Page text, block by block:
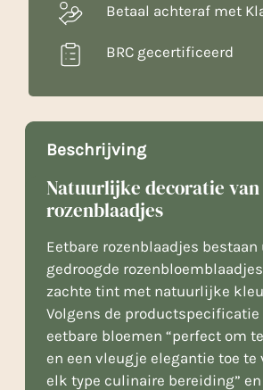
Betaal achteraf met
BRC gecertificeerd
Beschrijving
Natuurlijke decoratie van
rozenblaadjes
Eetbare rozenblaadjes bestaan
gedroogde
zachte tint met natuurlijke
Volgens de
eetbare bloemen “perfect om
en een vleugje elegantie toe te
elk type culinaire bereiding”